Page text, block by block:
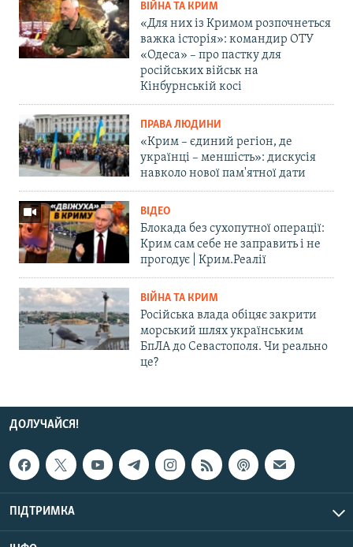
ВІЙНА ТА КРИМ
«Для них із Кримом розпочнеться
важка історія»: командир ОТУ
«Одеса» – про пастку для
російських військ на
Кінбурнській косі
ПРАВА ЛЮДИНИ
«Крим – єдиний регіон, де
українці – меншість»: дискусія
навколо нової пам'ятної дати
ВІДЕО
Блокада без сухопутної операції:
Крим сам себе не заправить і не
прогодує | Крим.Реалії
ВІЙНА ТА КРИМ
Російська влада обіцяє закрити
морський шлях українським
БпЛА до Севастополя. Чи реально
це?
ДОЛУЧАЙСЯ!
ПІДТРИМКА